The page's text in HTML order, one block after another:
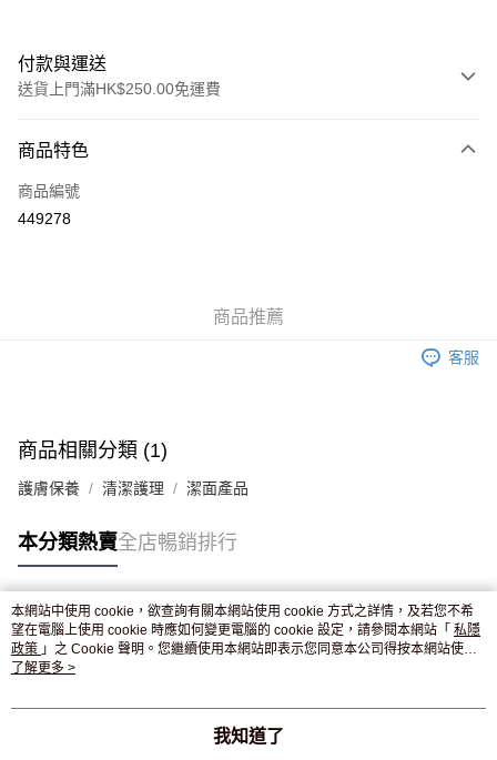
付款與運送
送貨上門滿HK$250.00免運費
信用卡
Apple Pay
付款後門市自取，訂單確認後2-4個工作天到店，7天內取。逾期後
商品特色
商品編號
449278
商品推薦
客服
商品相關分類 (1)
護膚保養 清潔護理 潔面產品
本分類熱賣全店暢銷排行
熱門標籤
熱銷排行
本網站中使用 cookie，欲查詢有關本網站使用 cookie 方式之詳情，及若您不希
望在電腦上使用 cookie 時應如何變更電腦的 cookie 設定，請參閱本網站「 私隱
政策 」之 Cookie 聲明。您繼續使用本網站即表示您同意本公司得按本網站使用
條款之 Cookie 聲明使用 cookie。
了解更多 >
我知道了